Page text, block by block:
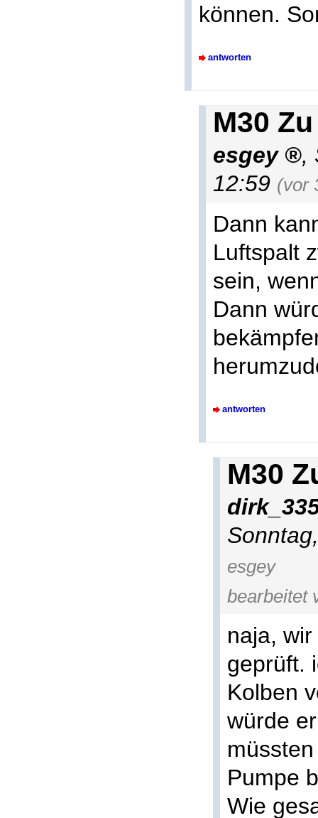
können.
antworten
M30
esgey ,
12:59 (vor
Dann
Luftspalt
sein,
Dann
antworten
M30
esgey
bearbeitet
naja,
geprüft.
Kolben
würde
Pumpe
Wie